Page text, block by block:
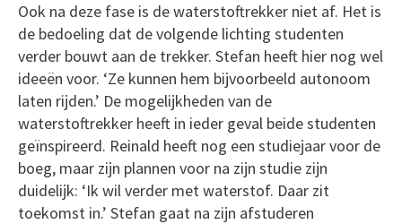
Ook na deze fase is de waterstoftrekker niet af. Het is
de bedoeling dat de volgende lichting studenten
verder bouwt aan de trekker. Stefan heeft hier nog wel
ideeën voor. ‘Ze kunnen hem bijvoorbeeld autonoom
laten rijden.’ De mogelijkheden van de
waterstoftrekker heeft in ieder geval beide studenten
geïnspireerd. Reinald heeft nog een studiejaar voor de
boeg, maar zijn plannen voor na zijn studie zijn
duidelijk: ‘Ik wil verder met waterstof. Daar zit
toekomst in.’ Stefan gaat na zijn afstuderen